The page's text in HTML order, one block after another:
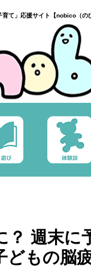
育て」応援サイト【nobico
？ 週末に
もの脳疲